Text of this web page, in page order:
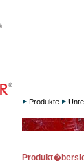
Produkte